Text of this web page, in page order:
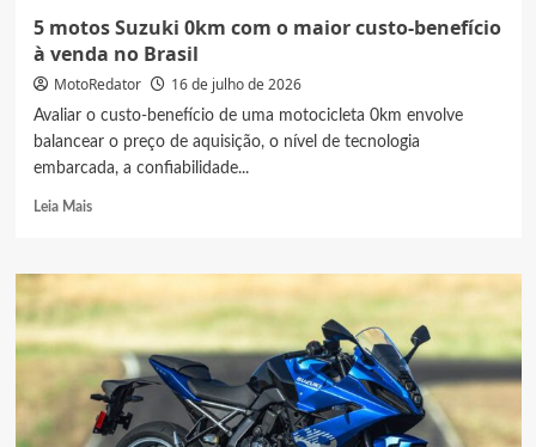
5 motos Suzuki 0km com o maior custo-benefício
à venda no Brasil
MotoRedator 16 de julho de 2026
Avaliar o custo-benefício de uma motocicleta 0km envolve
balancear o preço de aquisição, o nível de tecnologia
embarcada, a confiabilidade...
Leia MaisRead
5
motos
Suzuki
maior
custo-